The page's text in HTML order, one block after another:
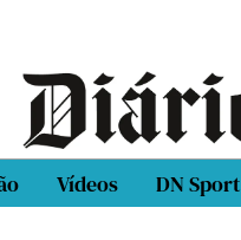
Vídeos DN Sport